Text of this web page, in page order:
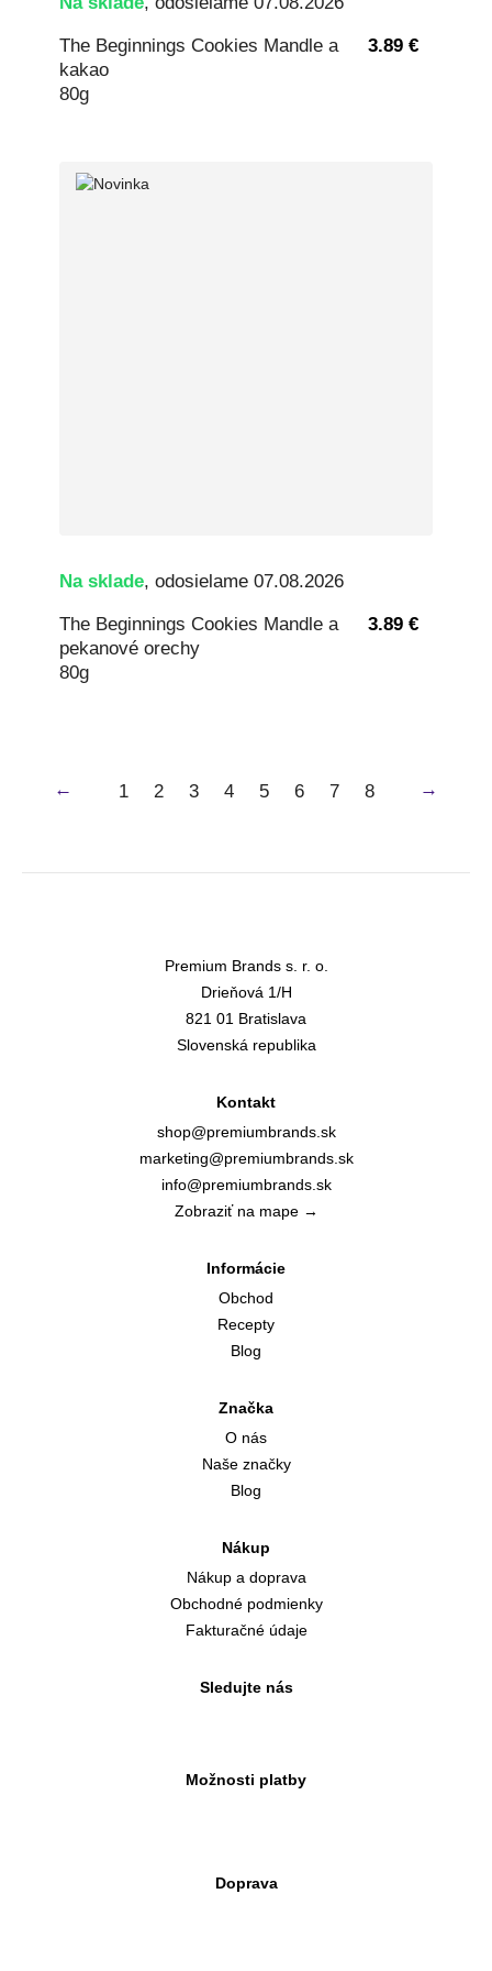
The Beginnings Cookies Mandle a
kakao
80g
3.89 €
Na sklade, odosielame 07.08.2026
The Beginnings Cookies Mandle a
pekanové orechy
80g
3.89 €
← 1 2 3 4 5 6 7 8 →
Premium Brands s. r. o.
Drieňová 1/H
821 01 Bratislava
Slovenská republika
Kontakt
shop@premiumbrands.sk
marketing@premiumbrands.sk
info@premiumbrands.sk
Zobraziť na mape →
Informácie
Obchod
Recepty
Blog
Značka
O nás
Naše značky
Blog
Nákup
Nákup a doprava
Obchodné podmienky
Fakturačné údaje
Sledujte nás
Možnosti platby
Doprava